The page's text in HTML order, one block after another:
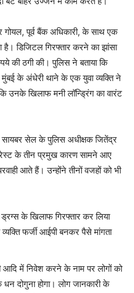
गोयल, पूर्व बैंक अधिकारी, के साथ एक
डिजिटल गिरफ्तार करने का झांसा
ठगी की। पुलिस ने बताया कि
मुंबई के अंधेरी थाने के एक युवा व्यक्ति ने
उनके खिलाफ मनी लॉन्ड्रिंग का वारंट
सेल के पुलिस अधीक्षक जितेंद्र
के तीन प्रमुख कारण सामने आए
आते हैं। उन्होंने तीनों वजहों को भी
के खिलाफ गिरफ्तार कर लिया
फर्जी आईपी बनकर पैसे मांगता
आदि में निवेश करने के नाम पर लोगों को
धन दोगुना होगा। लोग जानकारी के